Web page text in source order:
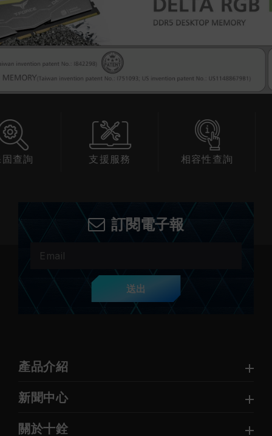
支援服務 相容性查詢
訂閱電子報
送出
產品介紹
新聞中心
關於十銓